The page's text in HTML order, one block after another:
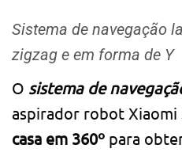
Sistema de navegação
zigzag e em forma de Y
O sistema de
aspirador robot Xiaomi
casa em 360º para